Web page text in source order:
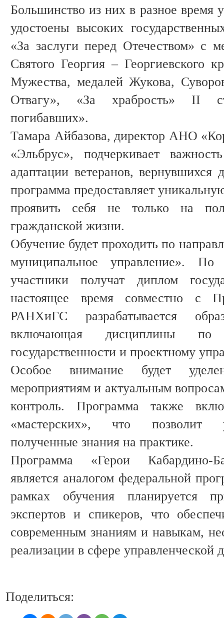
Большинство из них в разное время
удостоены высоких
«За заслуги перед Отечеством» с
Святого Георгия – Георгиевского
Мужества, медалей Жукова,
Отвагу», «За храбрость» II
погибавших».
Тамара Айбазова, директор АНО
«Эльбрус», подчеркивает
адаптации ветеранов,
программа предоставляет
проявить себя не только на
гражданской жизни.
Обучение будет проходить по
муниципальное управление». По
участники получат диплом
настоящее время совместно с
РАНХиГС разрабатывается
включающая дисциплины по
государственности и проектному
Особое внимание будет
мероприятиям и актуальным
контроль. Программа также
«мастерских», что позволит
полученные знания на практике.
Программа «Герои Кабардино-
является аналогом федеральной
рамках обучения планируется
экспертов и спикеров, что
современным знаниям и навыкам,
реализации в сфере управленческой
Поделиться: